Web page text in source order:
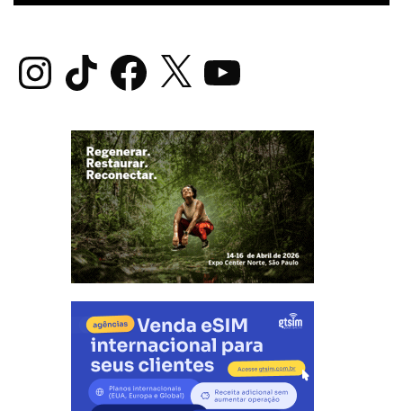
InstagramTikTok Facebook
X YouTube